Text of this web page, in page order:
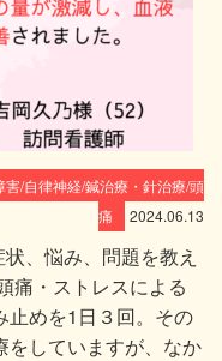
/自律神経/鍼治療・針治療/頭
痛
2024.06.13
、悩み、問題を教え
痛・ストレスによる
止めを1日３回。その
をしていますが、なか